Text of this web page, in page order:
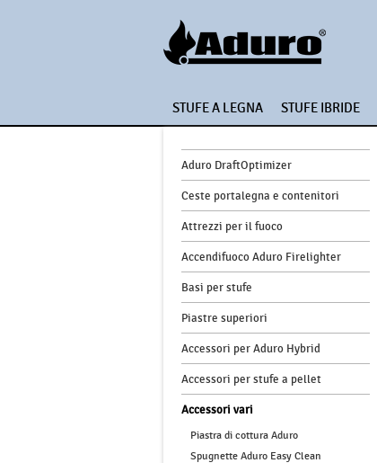
STUFE A LEGNA STUFE IBRIDE
Aduro DraftOptimizer
Ceste portalegna e contenitori
Attrezzi per il fuoco
Accendifuoco Aduro Firelighter
Basi per stufe
Piastre superiori
Accessori per Aduro Hybrid
Accessori per stufe a pellet
Accessori vari
Piastra di cottura Aduro
Spugnette Aduro Easy Clean